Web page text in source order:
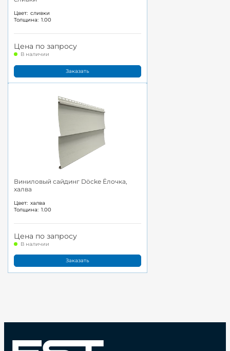
Цвет: сливки
Толщина: 1.00
Цена по запросу
В наличии
Заказать
Виниловый сайдинг Döcke Ёлочка,
халва
Цвет: халва
Толщина: 1.00
Цена по запросу
В наличии
Заказать